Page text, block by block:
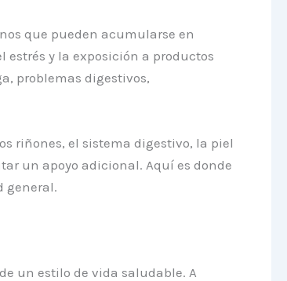
que pueden acumularse en
y la exposición a productos
problemas digestivos,
riñones, el sistema digestivo, la piel
un apoyo adicional. Aquí es donde
general.
un estilo de vida saludable. A